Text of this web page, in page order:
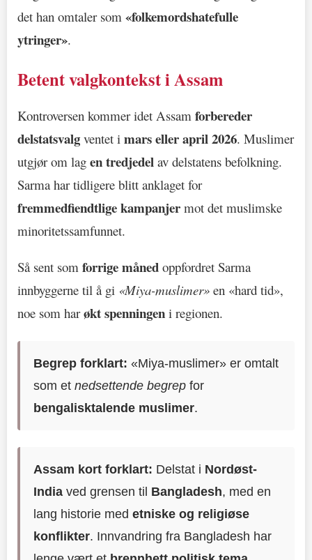
det han omtaler som «folkemordshatefulle
ytringer».
Betent valgkontekst i Assam
Kontroversen kommer idet Assam forbereder
delstatsvalg ventet i mars eller april 2026. Muslimer
utgjør om lag en tredjedel av delstatens befolkning.
Sarma har tidligere blitt anklaget for
fremmedfiendtlige kampanjer mot det muslimske
minoritetssamfunnet.
Så sent som forrige måned oppfordret Sarma
innbyggerne til å gi «Miya-muslimer» en «hard tid»,
noe som harøkt spenningen i regionen.
Begrep forklart: «Miya-muslimer» er omtalt
som etnedsettende begrep for
bengalisktalende muslimer.
Assam kort forklart: Delstat i Nordøst-
India ved grensen til Bangladesh, med en
lang historie medetniske og religiøse
konflikter. Innvandring fra Bangladesh har